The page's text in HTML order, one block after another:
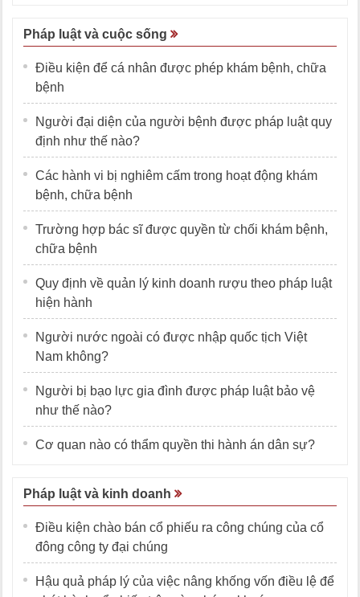
Pháp luật và cuộc sống
Điều kiện để cá nhân được phép khám bệnh, chữa
bệnh
Người đại diện của người bệnh được pháp luật quy
định như thế nào?
Các hành vi bị nghiêm cấm trong hoạt động khám
bệnh, chữa bệnh
Trường hợp bác sĩ được quyền từ chối khám bệnh,
chữa bệnh
Quy định về quản lý kinh doanh rượu theo pháp luật
hiện hành
Người nước ngoài có được nhập quốc tịch Việt
Nam không?
Người bị bạo lực gia đình được pháp luật bảo vệ
như thế nào?
Cơ quan nào có thẩm quyền thi hành án dân sự?
Pháp luật và kinh doanh
Điều kiện chào bán cổ phiếu ra công chúng của cổ
đông công ty đại chúng
Hậu quả pháp lý của việc nâng khống vốn điều lệ để